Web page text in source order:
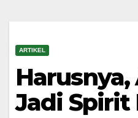
ARTIKEL
Jadi Spirit